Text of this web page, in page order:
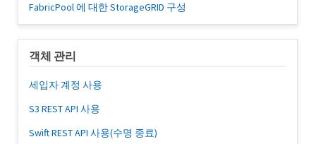
FabricPool 에 대한 StorageGRID 구성
객체 관리
세입자 계정 사용
S3 REST API 사용
Swift REST API 사용(수명 종료)